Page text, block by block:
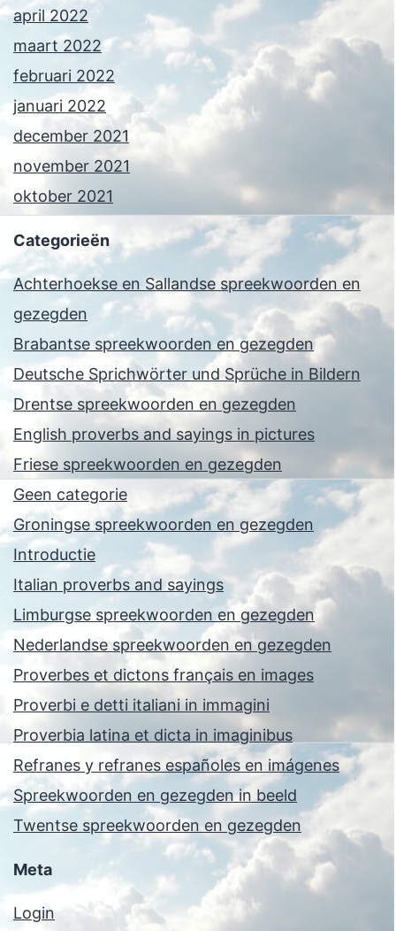
april 2022
maart 2022
februari 2022
januari 2022
december 2021
november 2021
oktober 2021
Categorieën
Achterhoekse en Sallandse spreekwoorden en
gezegden
Brabantse spreekwoorden en gezegden
Deutsche Sprichwörter und Sprüche in Bildern
Drentse spreekwoorden en gezegden
English proverbs and sayings in pictures
Friese spreekwoorden en gezegden
Geen categorie
Groningse spreekwoorden en gezegden
Introductie
Italian proverbs and sayings
Limburgse spreekwoorden en gezegden
Nederlandse spreekwoorden en gezegden
Proverbes et dictons français en images
Proverbi e detti italiani in immagini
Proverbia latina et dicta in imaginibus
Refranes y refranes españoles en imágenes
Spreekwoorden en gezegden in beeld
Twentse spreekwoorden en gezegden
Meta
Login